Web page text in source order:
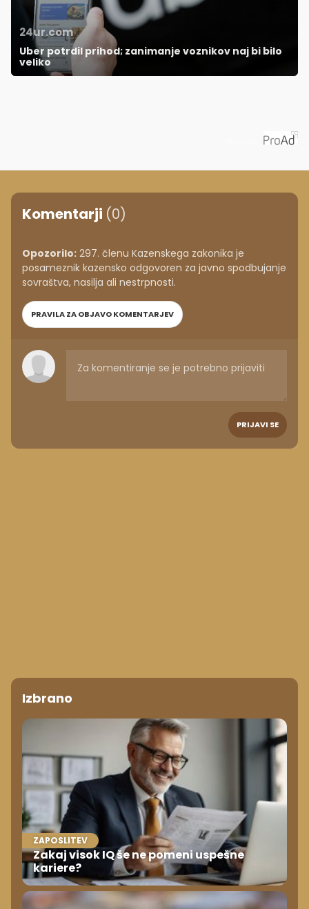
24ur.com
Uber potrdil prihod; zanimanje voznikov naj bi bilo
veliko
Komentarji (0)
Opozorilo: 297. členu Kazenskega zakonika je
posameznik kazensko odgovoren za javno spodbujanje
sovraštva, nasilja ali nestrpnosti.
PRAVILA ZA OBJAVO KOMENTARJEV
PRIJAVI SE
Izbrano
ZAPOSLITEV
Zakaj visok IQ še ne pomeni uspešne
kariere?